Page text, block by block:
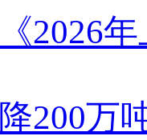
2026
200万